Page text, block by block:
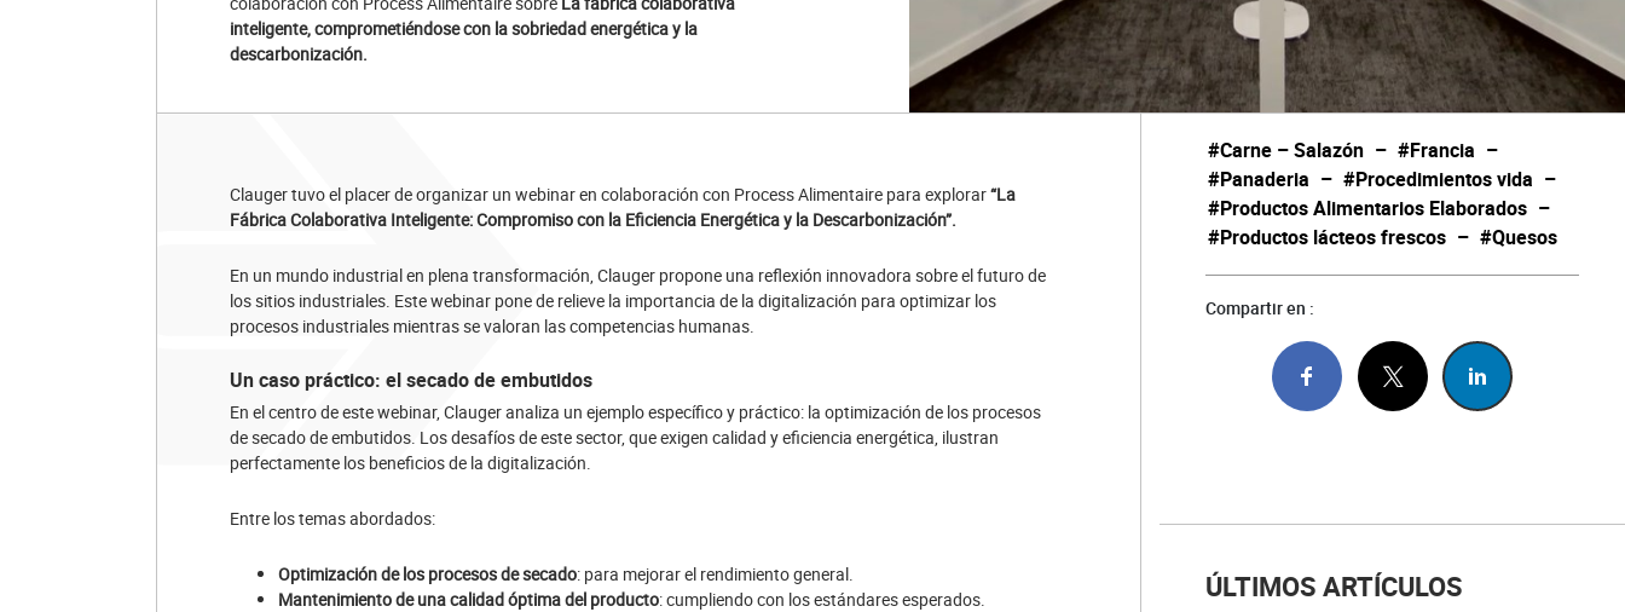
inteligente, comprometiéndose con la sobriedad energética y la
descarbonización.
Clauger tuvo el placer de organizar un webinar en colaboración con Process Alimentaire para explorar“La
Fábrica Colaborativa Inteligente: Compromiso con la Eficiencia Energética y la Descarbonización”.
En un mundo industrial en plena transformación, Clauger propone una reflexión innovadora sobre el futuro de
los sitios industriales. Este webinar pone de relieve la importancia de la digitalización para optimizar los
procesos industriales mientras se valoran las competencias humanas.
Un caso práctico: el secado de embutidos
En el centro de este webinar, Clauger analiza un ejemplo específico y práctico: la optimización de los procesos
de secado de embutidos. Los desafíos de este sector, que exigen calidad y eficiencia energética, ilustran
perfectamente los beneficios de la digitalización.
Entre los temas abordados:
Optimización de los procesos de secado: para mejorar el rendimiento general.
Mantenimiento de una calidad óptima del producto: cumpliendo con los estándares esperados.
#Carne – Salazón – #Francia –
#Panaderia – #Procedimientos vida –
#Productos Alimentarios Elaborados –
#Productos lácteos frescos – #Quesos
Compartir en :
ÚLTIMOS ARTÍCULOS